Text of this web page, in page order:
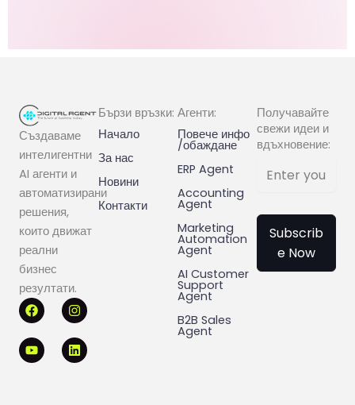
Създаваме
интелигентни
AI агенти и
автоматизирани
решения,
които движат
реални
бизнес
резултати.
F
a
c
e
b
o
I
n
s
t
a
g
Y
o
u
t
u
b
L
i
n
k
e
d
Бързи връзки:
Начало
За нас
Новини
Контакти
Агенти:
Повече инфо
/обаждане
ERP Agent
Accounting
Agent
Marketing
Automation
Agent
AI Customer
Support
Agent
B2B Sales
Agent
Получавайте
свежи идеи и
вдъхновение:
Subscrib
e Now